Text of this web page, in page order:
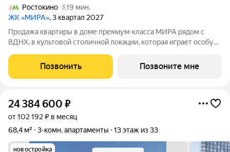
Ростокино
19 мин.
ЖК «МИРА», 3 квартал 2027
Продажа квартиры в доме премиум-класса МИРА рядом с
ВДНХ, в культовой столичной локации, которая играет особую
квартира площадью 91.47 м расположена в корпусе 1, на 3
этаже 17 этажного дома.
Позвонить Позвоните мне
24 384 600 ₽
от 102 192 ₽ в месяц
68,4 м²
3-комн. апартаменты 13 этаж из 33
новостройка